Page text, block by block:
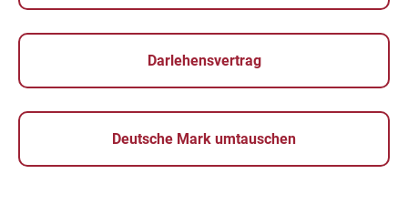
Darlehensvertrag
Deutsche Mark umtauschen